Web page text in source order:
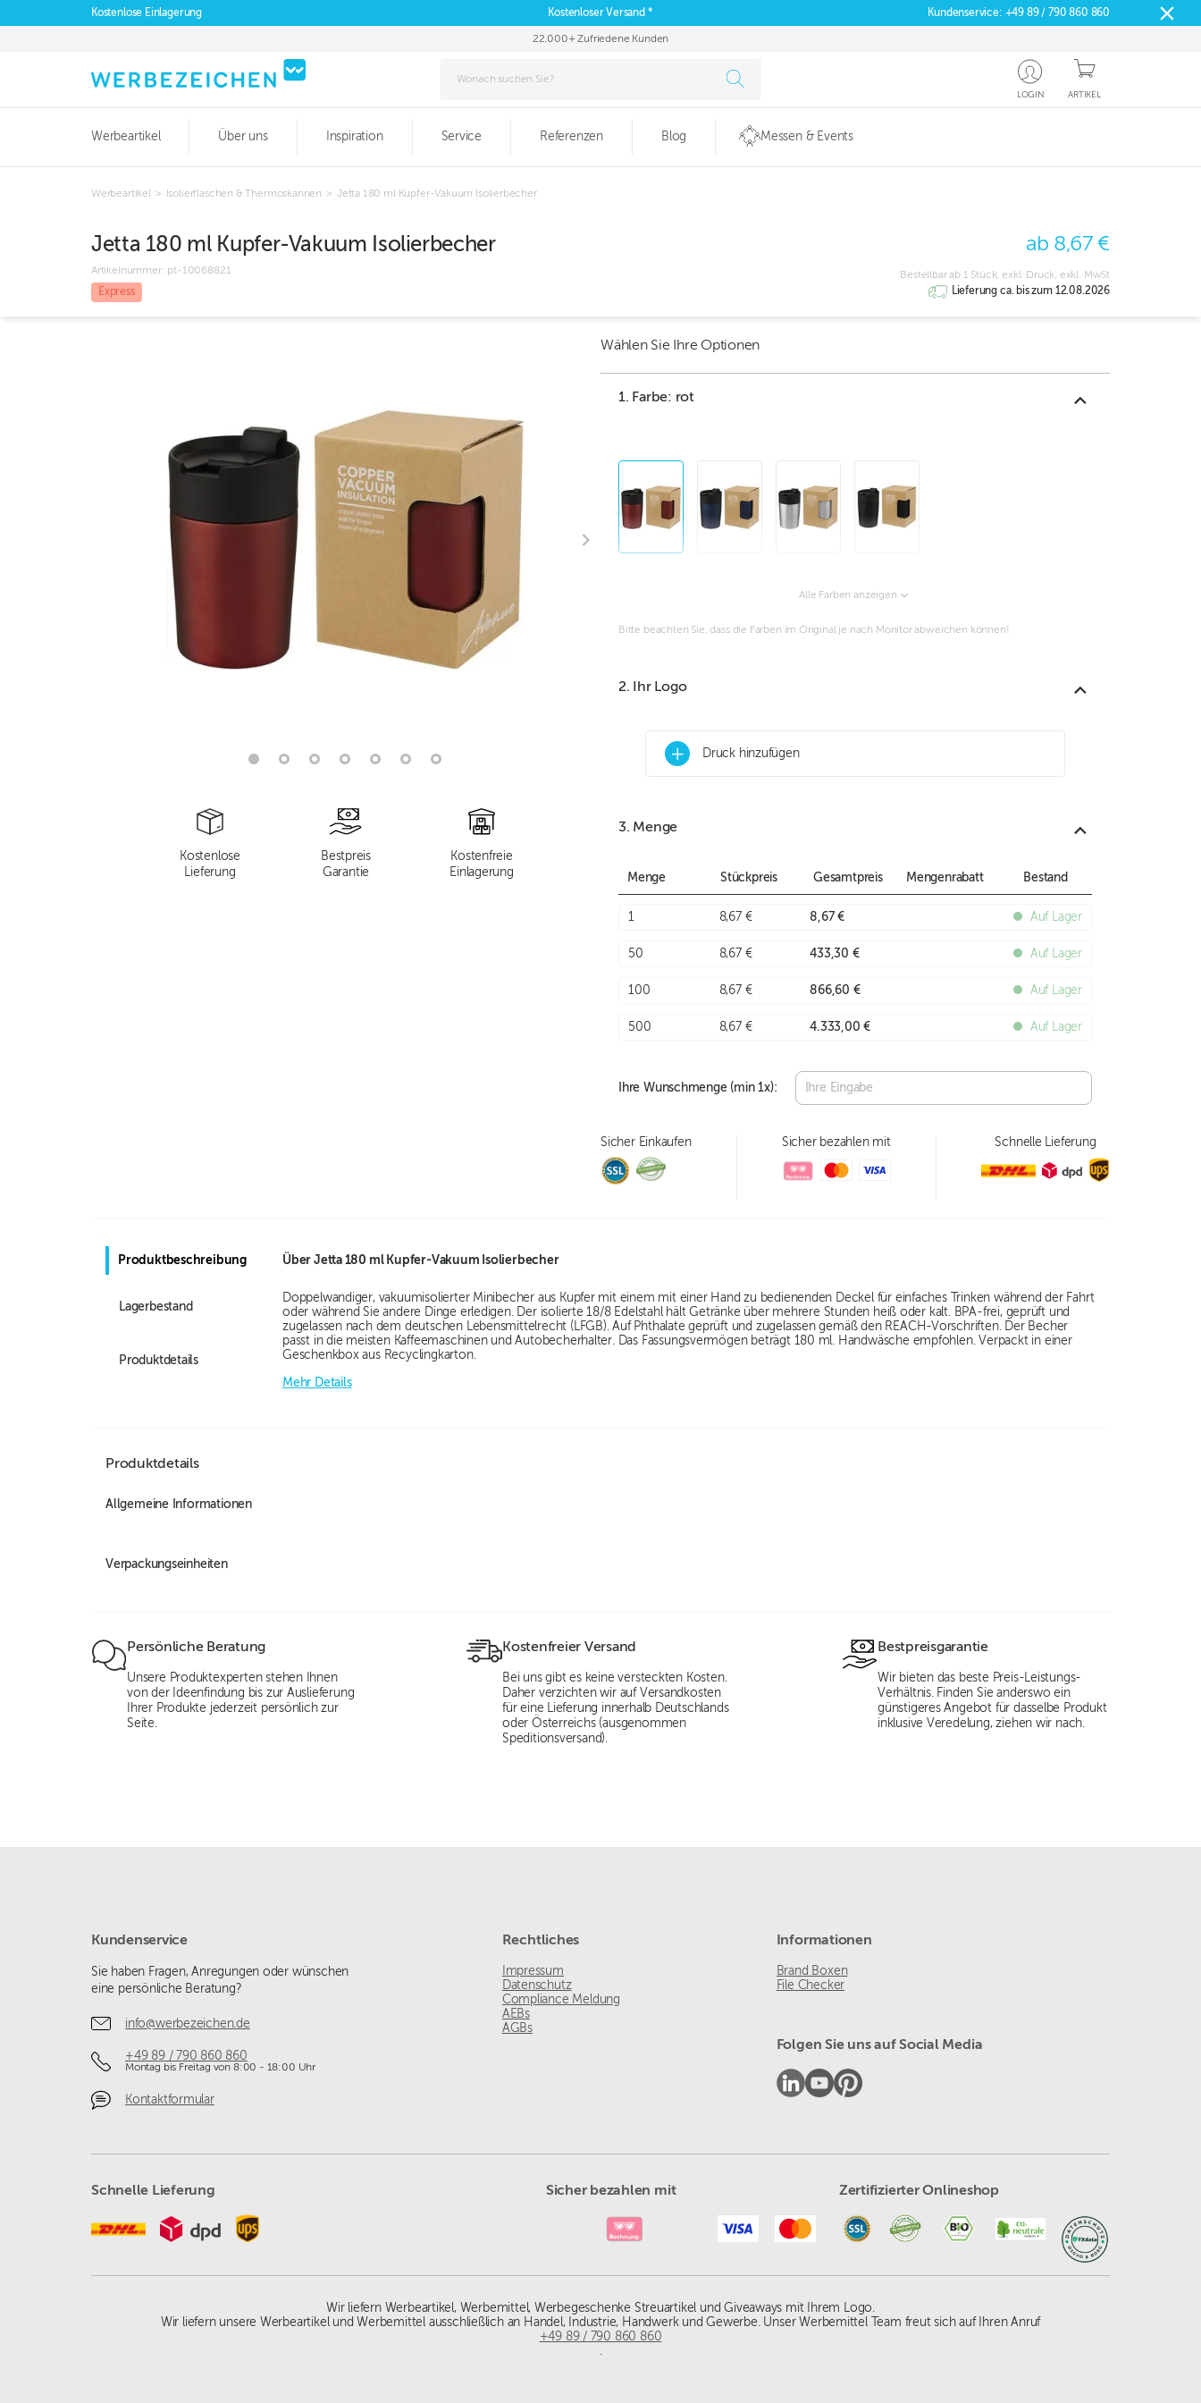
Kostenlose Einlagerung Kostenloser Versand * Kundenservice: +49 89 / 790 860 860
22.000+ Zufriedene Kunden
LOGIN ARTIKEL
Werbeartikel Über uns Inspiration Service Referenzen Blog Messen & Events
Werbeartikel > Isolierflaschen & Thermoskannen > Jetta 180 ml Kupfer-Vakuum Isolierbecher
Jetta 180 ml Kupfer-Vakuum Isolierbecher
Artikelnummer: pt-10068821
Express
ab 8,67 €
Bestellbar ab 1 Stück, exkl. Druck, exkl. MwSt
Lieferung ca. bis zum 12.08.2026
Kostenlose
Lieferung
Bestpreis
Garantie
Kostenfreie
Einlagerung
Wählen Sie Ihre Optionen
1. Farbe: rot
Alle Farben anzeigen
Bitte beachten Sie, dass die Farben im Original je nach Monitor abweichen können!
2. Ihr Logo
+ Druck hinzufügen
3. Menge
Menge Stückpreis Gesamtpreis Mengenrabatt Bestand
1 8,67 € 8,67 € Auf Lager
50 8,67 € 433,30 € Auf Lager
100 8,67 € 866,60 € Auf Lager
500 8,67 € 4.333,00 € Auf Lager
Ihre Wunschmenge (min1x):
Sicher Einkaufen Sicher bezahlen mit Schnelle Lieferung
Produktbeschreibung
Lagerbestand
Produktdetails
Über Jetta 180 ml Kupfer-Vakuum Isolierbecher
Doppelwandiger, vakuumisolierter Minibecher aus Kupfer mit einem mit einer Hand zu bedienenden Deckel für einfaches Trinken während der Fahrt
oder während Sie andere Dinge erledigen. Der isolierte 18/8 Edelstahl hält Getränke über mehrere Stunden heiß oder kalt. BPA-frei, geprüft und
zugelassen nach dem deutschen Lebensmittelrecht (LFGB). Auf Phthalate geprüft und zugelassen gemäß den REACH-Vorschriften. Der Becher
passt in die meisten Kaffeemaschinen und Autobecherhalter. Das Fassungsvermögen beträgt 180 ml. Handwäsche empfohlen. Verpackt in einer
Geschenkbox aus Recyclingkarton.
Mehr Details
Produktdetails
Allgemeine Informationen
Verpackungseinheiten
Persönliche Beratung
Unsere Produktexperten stehen Ihnen
von der Ideenfindung bis zur Auslieferung
Ihrer Produkte jederzeit persönlich zur
Seite.
Kostenfreier Versand
Bei uns gibt es keine versteckten Kosten.
Daher verzichten wir auf Versandkosten
für eine Lieferung innerhalb Deutschlands
oder Österreichs (ausgenommen
Speditionsversand).
Bestpreisgarantie
Wir bieten das beste Preis-Leistungs-
Verhältnis. Finden Sie anderswo ein
günstigeres Angebot für dasselbe Produkt
inklusive Veredelung, ziehen wir nach.
Kundenservice
Sie haben Fragen, Anregungen oder wünschen
eine persönliche Beratung?
info@werbezeichen.de
+49 89 / 790 860 860
Montag bis Freitag von 8:00 - 18:00 Uhr
Kontaktformular
Rechtliches
Impressum
Datenschutz
Compliance Meldung
AEBs
AGBs
Informationen
Brand Boxen
File Checker
Folgen Sie uns auf Social Media
Schnelle Lieferung Sicher bezahlen mit Zertifizierter Onlineshop
Wir liefern Werbeartikel, Werbemittel, Werbegeschenke Streuartikel und Giveaways mit Ihrem Logo.
Wir liefern unsere Werbeartikel und Werbemittel ausschließlich an Handel, Industrie, Handwerk und Gewerbe. Unser Werbemittel Team freut sich auf Ihren Anruf
+49 89 / 790 860 860
.